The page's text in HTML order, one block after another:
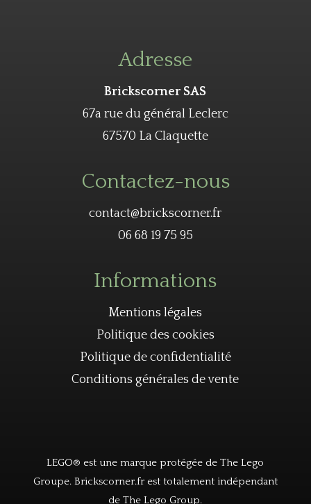
Adresse
Brickscorner SAS
67a rue du général Leclerc
67570 La Claquette
Contactez-nous
contact@brickscorner.fr
06 68 19 75 95
Informations
Mentions légales
Politique des cookies
Politique de confidentialité
Conditions générales de vente
LEGO® est une marque protégée de The Lego
Groupe. Brickscorner.fr est totalement indépendant
de The Lego Group.